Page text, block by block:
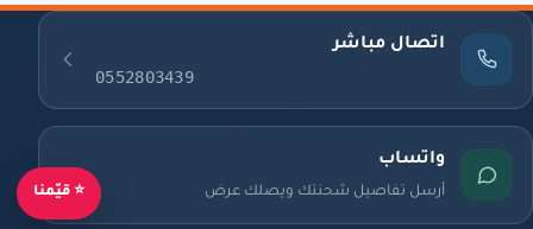
اتصال مباشر
0552803439
واتساب
أرسل تفاصيل شحنتك ويصلك عرض ⭐ قيّمنا